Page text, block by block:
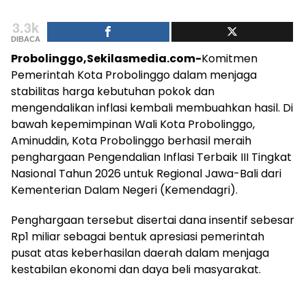
3.3k
DIBACA
Probolinggo,Sekilasmedia.com-Komitmen
Pemerintah Kota Probolinggo dalam menjaga
stabilitas harga kebutuhan pokok dan
mengendalikan inflasi kembali membuahkan hasil. Di
bawah kepemimpinan Wali Kota Probolinggo,
Aminuddin, Kota Probolinggo berhasil meraih
penghargaan Pengendalian Inflasi Terbaik III Tingkat
Nasional Tahun 2026 untuk Regional Jawa-Bali dari
Kementerian Dalam Negeri (Kemendagri).
Penghargaan tersebut disertai dana insentif sebesar
Rp1 miliar sebagai bentuk apresiasi pemerintah
pusat atas keberhasilan daerah dalam menjaga
kestabilan ekonomi dan daya beli masyarakat.